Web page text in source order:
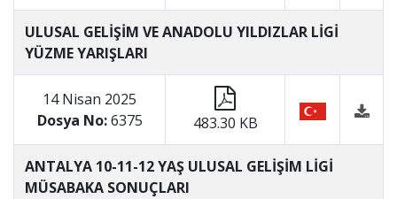
ULUSAL GELİŞİM VE ANADOLU YILDIZLAR LİGİ
YÜZME YARIŞLARI
14 Nisan 2025
Dosya No:6375 483.30 KB
ANTALYA 10-11-12 YAŞ ULUSAL GELİŞİM LİGİ
MÜSABAKA SONUÇLARI